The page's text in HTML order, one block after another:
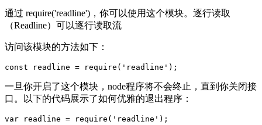
通过 require('readline')，你可以使用这个模块。逐行读取
（Readline）可以逐行读取流
访问该模块的方法如下：
一旦你开启了这个模块，node程序将不会终止，直到你关闭接
口。以下的代码展示了如何优雅的退出程序：
var readline = require('readline');